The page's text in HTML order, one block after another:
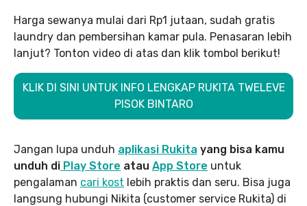
Harga sewanya mulai dari Rp1 jutaan, sudah gratis
laundry dan pembersihan kamar pula. Penasaran lebih
lanjut? Tonton video di atas dan klik tombol berikut!
KLIK DI SINI UNTUK INFO LENGKAP RUKITA TWELEVE
PISOK BINTARO
Jangan lupa unduh aplikasi Rukita yang bisa kamu
unduh di Play Store atau App Store untuk
pengalaman cari kost lebih praktis dan seru. Bisa juga
langsung hubungi Nikita (customer service Rukita) di